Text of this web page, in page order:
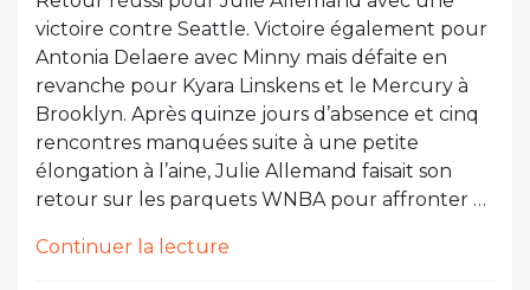
trouver
sa
place
dans
la
société » »
victoire contre Seattle. Victoire également pour
Antonia Delaere avec Minny mais défaite en
revanche pour Kyara Linskens et le Mercury à
Brooklyn. Après quinze jours d’absence et cinq
rencontres manquées suite à une petite
élongation à l’aine, Julie Allemand faisait son
retour sur les parquets WNBA pour affronter …
Continuer la lecture